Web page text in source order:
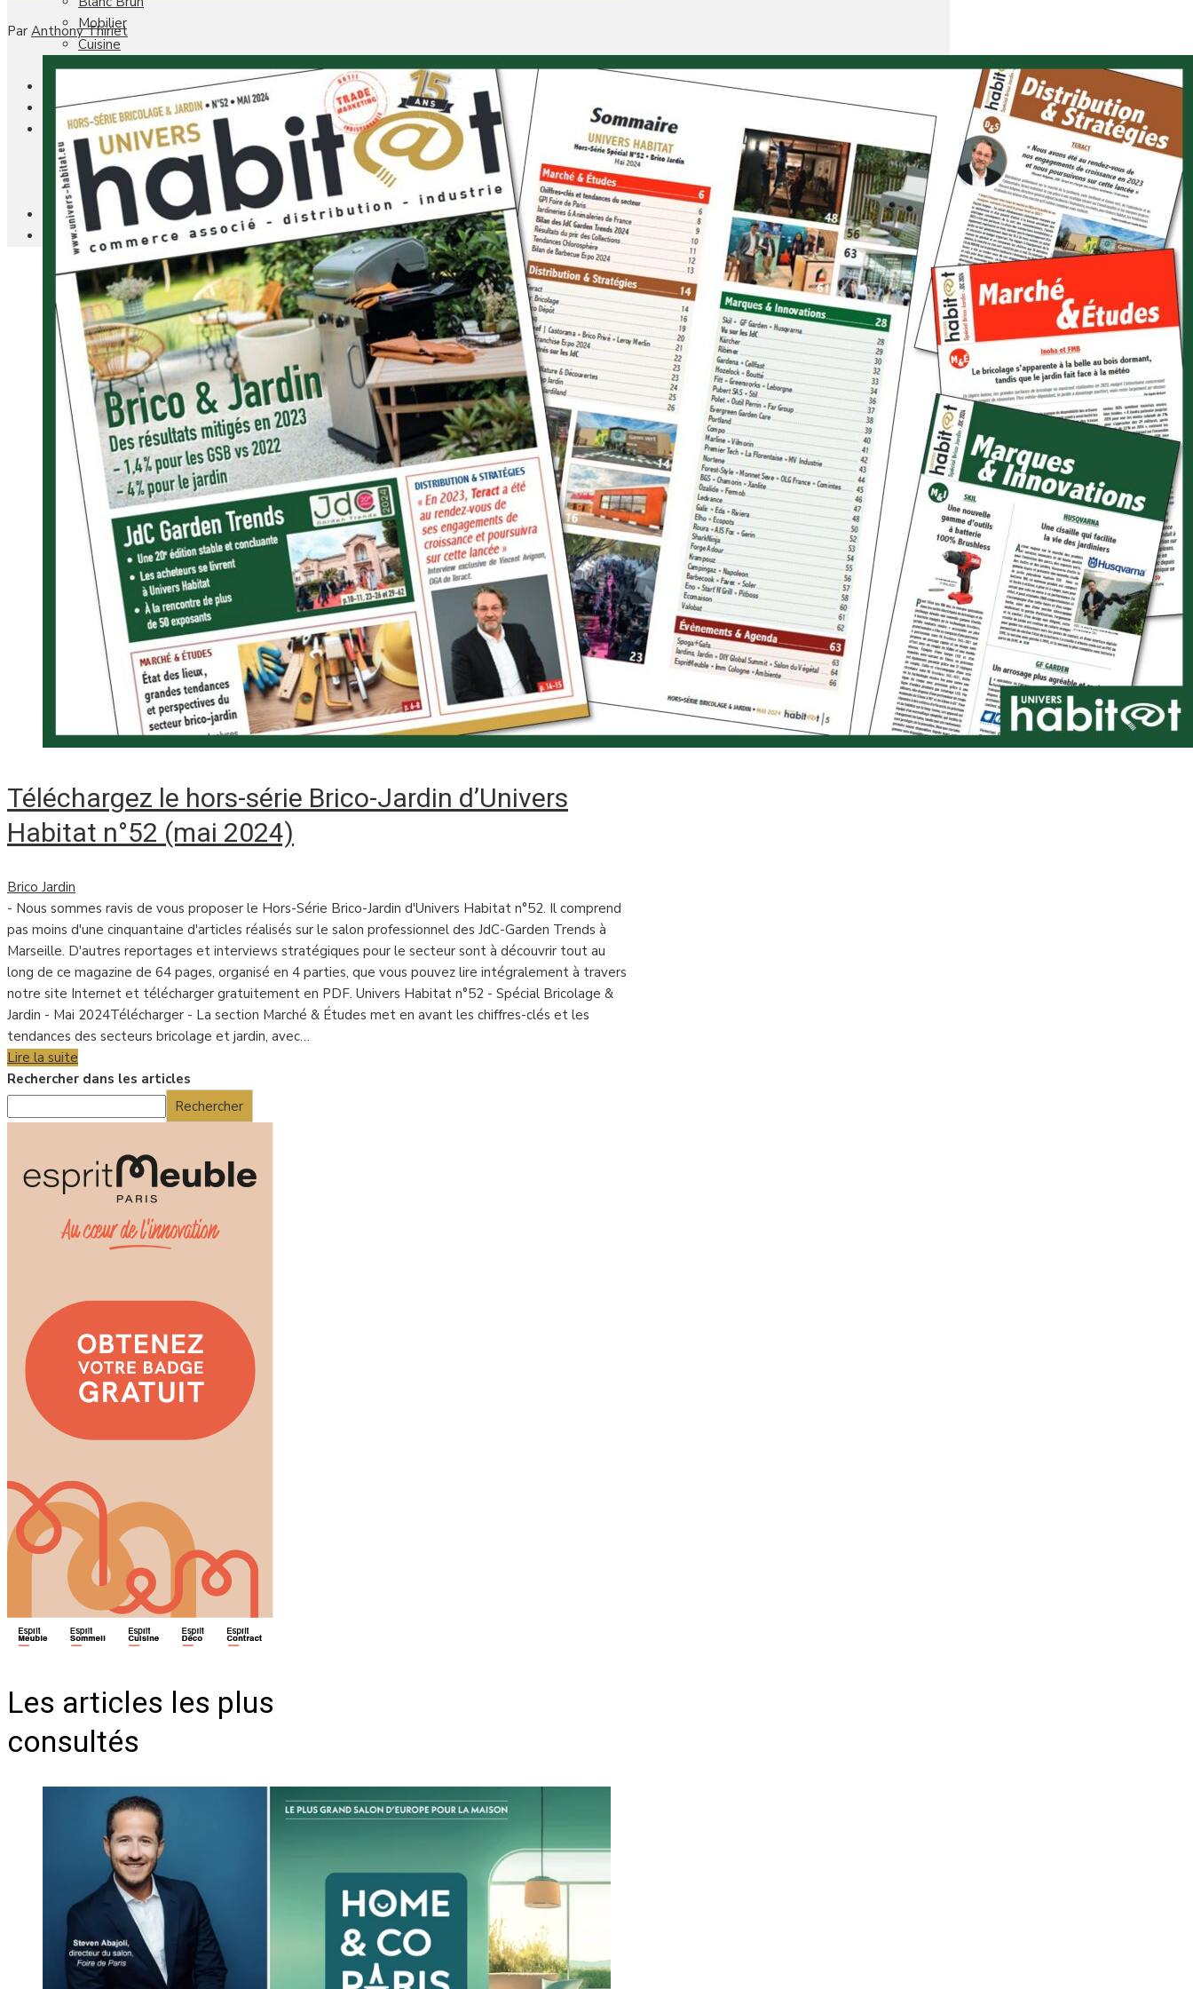
Mobilier
Cuisine
Brico Jardin
Newsletter
Nos autres titres
Faire Savoir Faire
Aviasport
Univers Made in France
Qui sommes-nous
Contact
Par Anthony Thiriet
Téléchargez le hors-série Brico-Jardin d’Univers
Habitat n°52 (mai 2024)
Brico Jardin
- Nous sommes ravis de vous proposer le Hors-Série Brico-Jardin d'Univers Habitat n°52. Il comprend
pas moins d'une cinquantaine d'articles réalisés sur le salon professionnel des JdC-Garden Trends à
Marseille. D'autres reportages et interviews stratégiques pour le secteur sont à découvrir tout au
long de ce magazine de 64 pages, organisé en 4 parties, que vous pouvez lire intégralement à travers
notre site Internet et télécharger gratuitement en PDF. Univers Habitat n°52 - Spécial Bricolage &
Jardin - Mai 2024Télécharger - La section Marché & Études met en avant les chiffres-clés et les
tendances des secteurs bricolage et jardin, avec…
Lire la suite
Rechercher dans les articles
Rechercher
Les articles les plus
consultés